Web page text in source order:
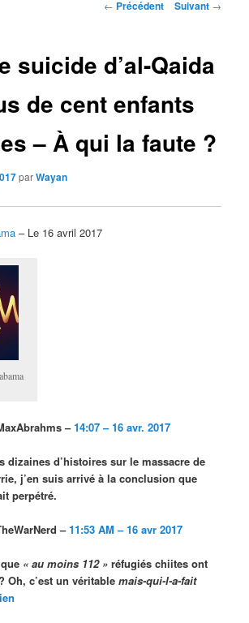
Navigation
← Précédent Suivant →
suicide d’al-Qaida
de cent enfants
– À qui la faute ?
parWayan
– Le 16 avril 2017
–14:07 – 16 avr. 2017
dizaines d’histoires sur le massacre de
j’en suis arrivé à la conclusion que
perpétré.
–11:53 AM – 16 avr 2017
« au moins 112 » réfugiés chiites ont
Oh, c’est un véritablemais-qui-l-a-fait